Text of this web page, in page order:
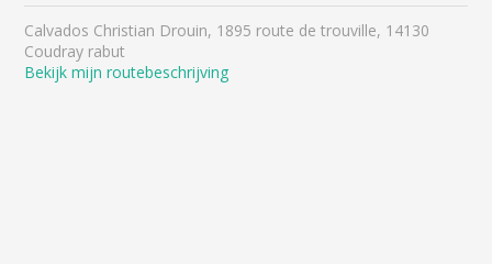
Calvados Christian Drouin, 1895 route de trouville, 14130
Coudray rabut
Bekijk mijn routebeschrijving